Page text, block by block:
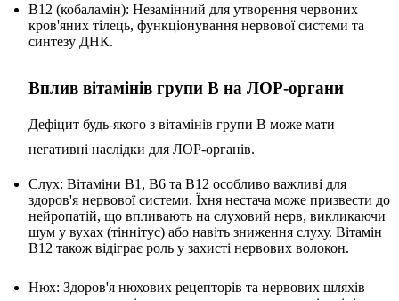
B12 (кобаламін): Незамінний для утворення червоних
кров'яних тілець, функціонування нервової системи та
синтезу ДНК.
Вплив вітамінів групи B на ЛОР-органи
Дефіцит будь-якого з вітамінів групи B може мати
негативні наслідки для ЛОР-органів.
Слух: Вітаміни B1, B6 та B12 особливо важливі для
здоров'я нервової системи. Їхня нестача може призвести до
нейропатій, що впливають на слуховий нерв, викликаючи
шум у вухах (тіннітус) або навіть зниження слуху. Вітамін
B12 також відіграє роль у захисті нервових волокон.
Нюх: Здоров'я нюхових рецепторів та нервових шляхів